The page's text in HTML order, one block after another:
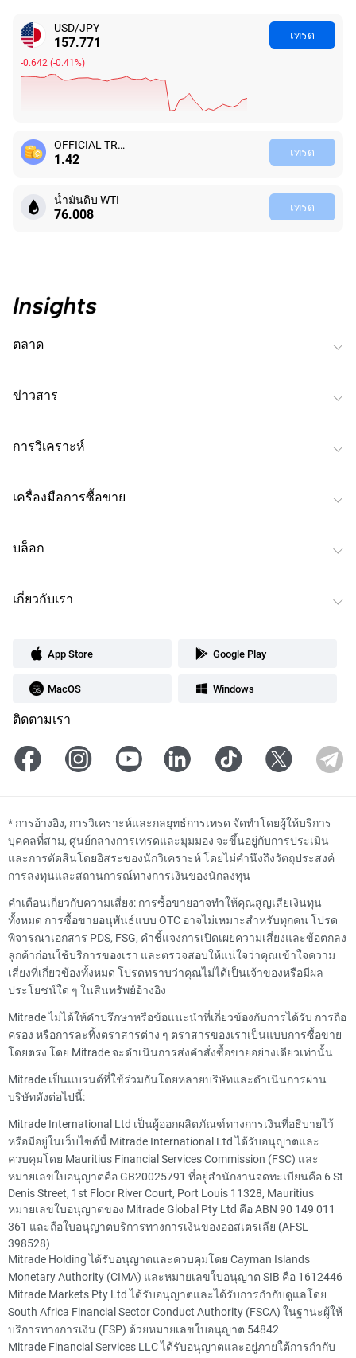
USD/JPY
157.771
-0.642 (-0.41%)
เทรด
OFFICIAL TRUMP
1.42 เทรด
น้ำมันดิบ WTI
76.008 เทรด
ตลาด
ข่าวสาร
การวิเคราะห์
เครื่องมือการซื้อขาย
บล็อก
เกี่ยวกับเรา
App Store Google Play
MacOS Windows
ติดตามเรา
* การอ้างอิง, การวิเคราะห์และกลยุทธ์การเทรด จัดทำโดยผู้ให้บริการ
บุคคลที่สาม, ศูนย์กลางการเทรดและมุมมอง จะขึ้นอยู่กับการประเมิน
และการตัดสินโดยอิสระของนักวิเคราะห์ โดยไม่คำนึงถึงวัตถุประสงค์
การลงทุนและสถานการณ์ทางการเงินของนักลงทุน
คำเตือนเกี่ยวกับความเสี่ยง: การซื้อขายอาจทำให้คุณสูญเสียเงินทุน
ทั้งหมด การซื้อขายอนุพันธ์แบบ OTC อาจไม่เหมาะสำหรับทุกคน โปรด
พิจารณาเอกสาร PDS, FSG, คำชี้แจงการเปิดเผยความเสี่ยงและข้อตกลง
ลูกค้าก่อนใช้บริการของเรา และตรวจสอบให้แน่ใจว่าคุณเข้าใจความ
เสี่ยงที่เกี่ยวข้องทั้งหมด โปรดทราบว่าคุณไม่ได้เป็นเจ้าของหรือมีผล
ประโยชน์ใด ๆ ในสินทรัพย์อ้างอิง
Mitrade ไม่ได้ให้คำปรึกษาหรือข้อแนะนำที่เกี่ยวข้องกับการได้รับ การถือ
ครอง หรือการละทิ้งตราสารต่าง ๆ ตราสารของเราเป็นแบบการซื้อขาย
โดยตรง โดย Mitrade จะดำเนินการส่งคำสั่งซื้อขายอย่างเดียวเท่านั้น
Mitrade เป็นแบรนด์ที่ใช้ร่วมกันโดยหลายบริษัทและดำเนินการผ่าน
บริษัทดังต่อไปนี้:
Mitrade International Ltd เป็นผู้ออกผลิตภัณฑ์ทางการเงินที่อธิบายไว้
หรือมีอยู่ในเว็บไซต์นี้ Mitrade International Ltd ได้รับอนุญาตและ
ควบคุมโดย Mauritius Financial Services Commission (FSC) และ
หมายเลขใบอนุญาตคือ GB20025791 ที่อยู่สำนักงานจดทะเบียนคือ 6 St
Denis Street, 1st Floor River Court, Port Louis 11328, Mauritius
หมายเลขใบอนุญาตของ Mitrade Global Pty Ltd คือ ABN 90 149 011
361 และถือใบอนุญาตบริการทางการเงินของออสเตรเลีย (AFSL
398528)
Mitrade Holding ได้รับอนุญาตและควบคุมโดย Cayman Islands
Monetary Authority (CIMA) และหมายเลขใบอนุญาต SIB คือ 1612446
Mitrade Markets Pty Ltd ได้รับอนุญาตและได้รับการกำกับดูแลโดย
South Africa Financial Sector Conduct Authority (FSCA) ในฐานะผู้ให้
บริการทางการเงิน (FSP) ด้วยหมายเลขใบอนุญาต 54842
Mitrade Financial Services LLC ได้รับอนุญาตและอยู่ภายใต้การกำกับ